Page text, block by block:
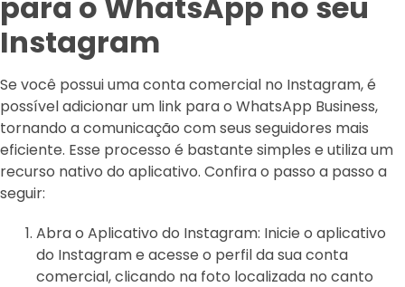
Instagram
Se você possui uma conta comercial no Instagram, é
possível adicionar um link para o WhatsApp Business,
tornando a comunicação com seus seguidores mais
eficiente. Esse processo é bastante simples e utiliza um
recurso nativo do aplicativo. Confira o passo a passo a
seguir:
Abra o Aplicativo do Instagram: Inicie o aplicativo
do Instagram e acesse o perfil da sua conta
comercial, clicando na foto localizada no canto